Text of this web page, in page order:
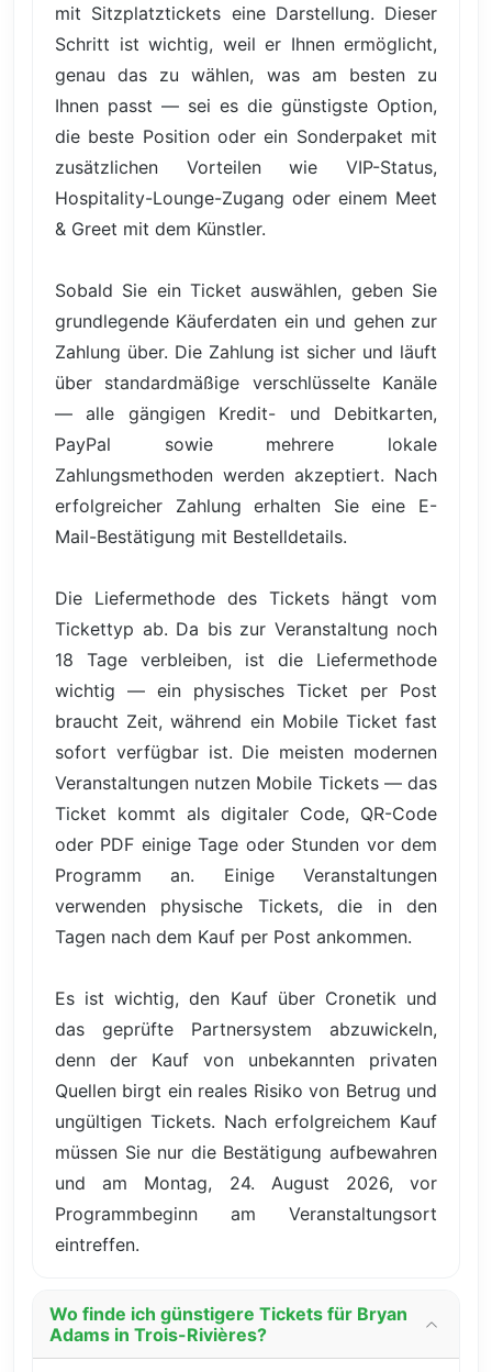
mit Sitzplatztickets eine Darstellung. Dieser
Schritt ist wichtig, weil er Ihnen ermöglicht,
genau das zu wählen, was am besten zu
Ihnen passt — sei es die günstigste Option,
die beste Position oder ein Sonderpaket mit
zusätzlichen Vorteilen wie VIP-Status,
Hospitality-Lounge-Zugang oder einem Meet
& Greet mit dem Künstler.
Sobald Sie ein Ticket auswählen, geben Sie
grundlegende Käuferdaten ein und gehen zur
Zahlung über. Die Zahlung ist sicher und läuft
über standardmäßige verschlüsselte Kanäle
— alle gängigen Kredit- und Debitkarten,
PayPal sowie mehrere lokale
Zahlungsmethoden werden akzeptiert. Nach
erfolgreicher Zahlung erhalten Sie eine E-
Mail-Bestätigung mit Bestelldetails.
Die Liefermethode des Tickets hängt vom
Tickettyp ab. Da bis zur Veranstaltung noch
18 Tage verbleiben, ist die Liefermethode
wichtig — ein physisches Ticket per Post
braucht Zeit, während ein Mobile Ticket fast
sofort verfügbar ist. Die meisten modernen
Veranstaltungen nutzen Mobile Tickets — das
Ticket kommt als digitaler Code, QR-Code
oder PDF einige Tage oder Stunden vor dem
Programm an. Einige Veranstaltungen
verwenden physische Tickets, die in den
Tagen nach dem Kauf per Post ankommen.
Es ist wichtig, den Kauf über Cronetik und
das geprüfte Partnersystem abzuwickeln,
denn der Kauf von unbekannten privaten
Quellen birgt ein reales Risiko von Betrug und
ungültigen Tickets. Nach erfolgreichem Kauf
müssen Sie nur die Bestätigung aufbewahren
und am Montag, 24. August 2026, vor
Programmbeginn am Veranstaltungsort
eintreffen.
Wo finde ich günstigere Tickets für Bryan
Adams in Trois-Rivières?